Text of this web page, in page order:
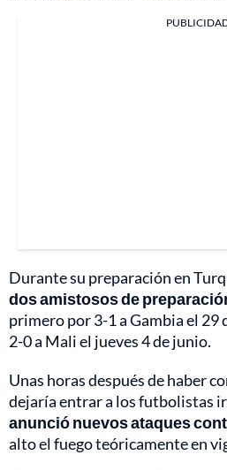
Durante su preparación en
dos amistosos de
primero por 3-1 a Gambia el 29
2-0 a Mali el jueves 4 de junio.
Unas horas después de haber
dejaría entrar a los futbolistas
anunció nuevos ataques
alto el fuego teóricamente en